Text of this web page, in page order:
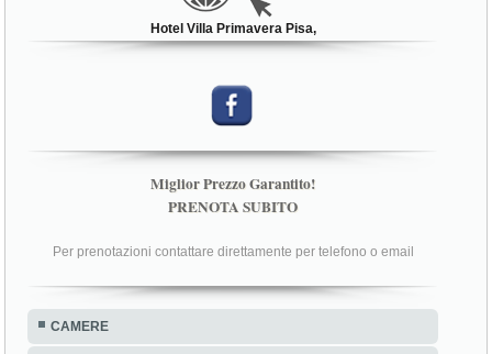
Hotel Villa Primavera Pisa,
Miglior Prezzo Garantito!
PRENOTA SUBITO
Per prenotazioni contattare direttamente per telefono o email
CAMERE